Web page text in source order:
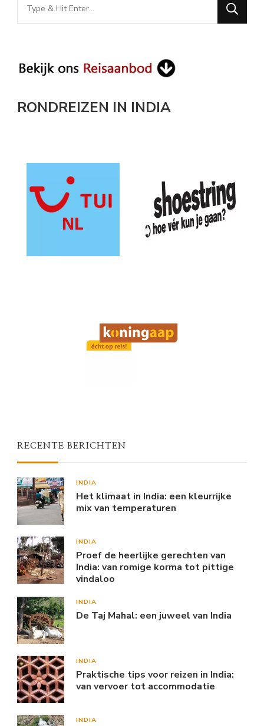
for
RONDREIZEN IN INDIA
RECENTE BERICHTEN
INDIA
Het klimaat in India: een kleurrijke
mix van temperaturen
INDIA
Proef de heerlijke gerechten van
India: van romige korma tot pittige
vindaloo
INDIA
De Taj Mahal: een juweel van India
INDIA
Praktische tips voor reizen in India:
van vervoer tot accommodatie
INDIA